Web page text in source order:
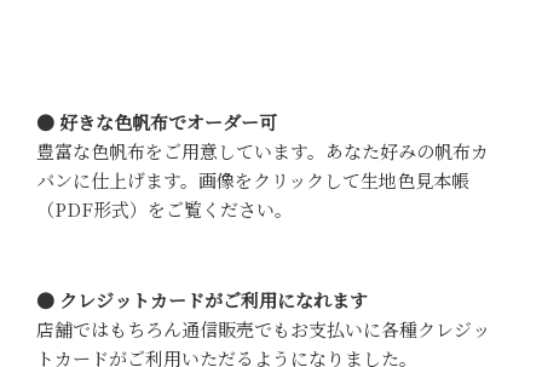
● 好きな色帆布でオーダー可
豊富な色帆布をご用意しています。あなた好みの帆布カ
バンに仕上げます。画像をクリックして生地色見本帳
（PDF形式）をご覧ください。
● クレジットカードがご利用になれます
店舗ではもちろん通信販売でもお支払いに各種クレジッ
トカードがご利用いただるようになりました。